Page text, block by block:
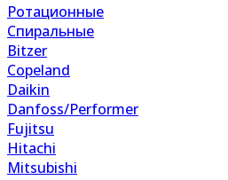
Ротационные
Спиральные
Bitzer
Copeland
Daikin
Danfoss/Performer
Fujitsu
Hitachi
Mitsubishi